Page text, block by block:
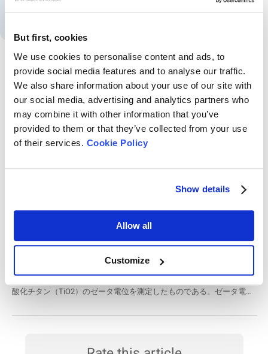
But first, cookies
We use cookies to personalise content and ads, to
provide social media features and to analyse our traffic.
We also share information about your use of our site with
our social media, advertising and analytics partners who
may combine it with other information that you’ve
provided to them or that they’ve collected from your use
of their services. Cookie Policy
Show details
Allow all
Customize
Create an account
Recommended articles
セラミック応用事例集 — 製造効率と品質向上のた
めの粒子分析
セラミック応用事例集 — 製造効率と品質向上のための粒子分析 セラ
工程です。セラミック粉末の粒子径、形状、分布は、焼結性、機械的
紹介する5つのセラミック応用事例では、粒子分析の重要性と、
のように貢献しているかをご覧いただけます。
容器サイズの最適化を実現するタップ密度測定
輸送コストの削減に直結する重要な要素です。とりわけ、粉体製品に
おいてはバルク密度およびタップ密度の情報を基に、効率的かつ経済
的な容器設計が求められます。 本アプリケーションノートでは、ホエ
イプロテイン、ソイプロテイン、およびその混合粉末の3種類を対象
に、自動タップ密度試験機BeDensi T1 Pro を用いて、包装設計に必要
な粉体物性データの取得方法を紹介します。 製品名：BeDensi T Pro
シリーズ 業界：食品・飲料 試料：プロテイン粉末（ホエイ、ソイ、
混合） 測定項目：タップ密度 測定技術：粉体物...
BAT-1自動滴定装置を使用して、異なるpHにおけ
るTiO2のゼータ電位を測定した。
本研究は、BAT-1自動滴定装置を用いて、異なるpHレベルにおける二
酸化チタン（TiO2）のゼータ電位を測定したものである。ゼータ電位
水に分散させ、自動滴定装置にかけた...